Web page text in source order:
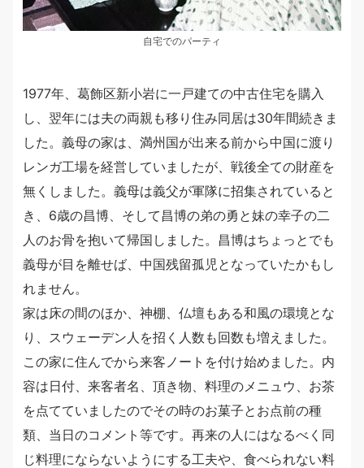
自宅でのパーティ
1977年、葛飾区新小岩に一戸建ての中古住宅を購入
し、翌年には夫の両親も移り住み同居は30年間続きま
した。義母の家は、満州国が出来る前から中国に渡り
レンガ工場を経営していましたが、戦後全ての財産を
無くしました。義母は義父が軍隊に招集されていると
き、6歳の昌博、そして昌博の弟の勇と妹の幸子の二
人のお骨を抱いて帰国しました。昌博はちょっとでも
義母が目を離せば、中国残留孤児となっていたかもし
れません。
家は床の間のほか、神棚、仏壇もある和風の環境とな
り、スウェーデン人を招く人数も回数も増えました。
この家に住んでから来客ノートを付け始めました。内
容は日付、来客者名、頂き物、料理のメニュウ、お茶
を点てていましたのでその時のお菓子とお点前の種
類、当日のコメント等です。再来の人にはなるべく同
じ料理にならないようにする工夫や、食べられない料